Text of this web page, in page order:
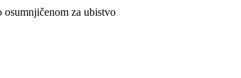
za ubistvo